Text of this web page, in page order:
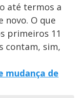
até termos a
novo. O que
primeiros 11
contam, sim,
mudança de